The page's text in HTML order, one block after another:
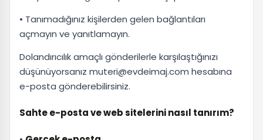
• Tanımadığınız kişilerden gelen bağlantıları
açmayın ve yanıtlamayın.
Dolandırıcılık amaçlı gönderilerle karşılaştığınızı
düşünüyorsanız muteri@evdeimaj.com hesabına
e-posta gönderebilirsiniz.
Sahte e-posta ve web sitelerini nasıl tanırım?